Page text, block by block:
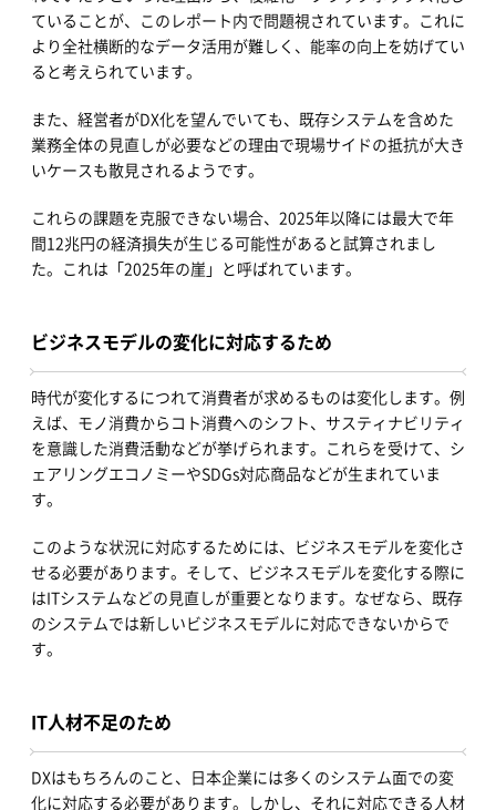
ていることが、このレポート内で問題視されています。これに
より全社横断的なデータ活用が難しく、能率の向上を妨げてい
ると考えられています。
また、経営者がDX化を望んでいても、既存システムを含めた
業務全体の見直しが必要などの理由で現場サイドの抵抗が大き
いケースも散見されるようです。
これらの課題を克服できない場合、2025年以降には最大で年
間12兆円の経済損失が生じる可能性があると試算されまし
た。これは「2025年の崖」と呼ばれています。
ビジネスモデルの変化に対応するため
時代が変化するにつれて消費者が求めるものは変化します。例
えば、モノ消費からコト消費へのシフト、サスティナビリティ
を意識した消費活動などが挙げられます。これらを受けて、シ
ェアリングエコノミーやSDGs対応商品などが生まれていま
す。
このような状況に対応するためには、ビジネスモデルを変化さ
せる必要があります。そして、ビジネスモデルを変化する際に
はITシステムなどの見直しが重要となります。なぜなら、既存
のシステムでは新しいビジネスモデルに対応できないからで
す。
IT人材不足のため
DXはもちろんのこと、日本企業には多くのシステム面での変
化に対応する必要があります。しかし、それに対応できる人材